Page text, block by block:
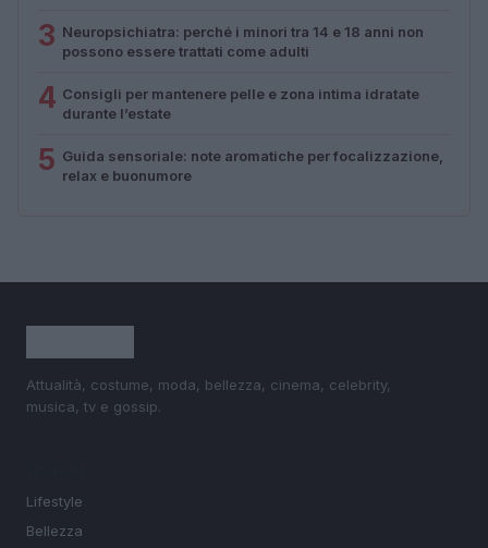
3 Neuropsichiatra: perché i minori tra 14 e 18 anni non
possono essere trattati come adulti
4 Consigli per mantenere pelle e zona intima idratate
durante l’estate
5 Guida sensoriale: note aromatiche per focalizzazione,
relax e buonumore
Attualità, costume, moda, bellezza, cinema, celebrity,
musica, tv e gossip.
Lifestyle
Bellezza